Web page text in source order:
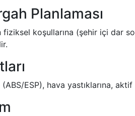
Planlaması
fiziksel koşullarına (şehir içi
ESP), hava yastıklarına,